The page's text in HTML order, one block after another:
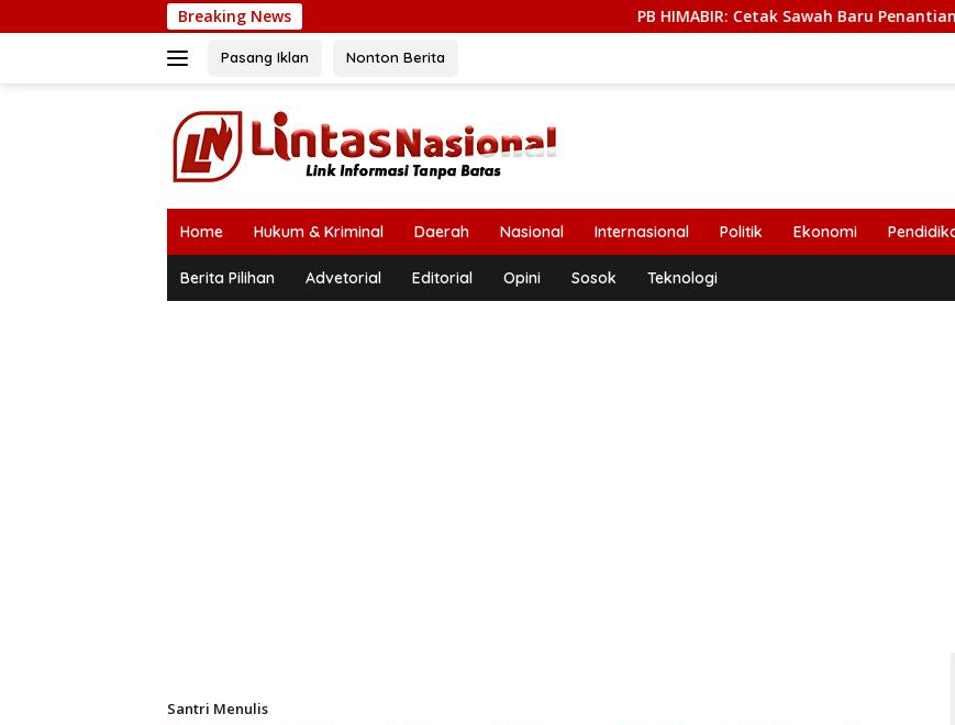
ke
Breaking News PB HIMABIR: Cetak Sawah Baru Penantian Lama dari Petani
Pasang Iklan Nonton Berita
Home Hukum & Kriminal Daerah Nasional Internasional Politik Ekonomi
Berita Pilihan Advetorial Editorial Opini Sosok Teknologi
Santri Menulis